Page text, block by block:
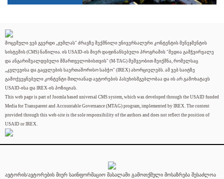
მოცემული ვებ გვერდი „ჯუმლას" ძრავზე შექმნილი უნივერსალური კონტენტის მენეჯმენტის
სისტემის (CMS) ნაწილია. ის USAID-ის მიერ დაფინანსებული პროგრამის "მედია გამჭვირვალე
და ანგარიშვალდებული მმართველობისთვის" (M-TAG) მეშვეობით შეიქმნა, რომელსაც
„კვლევისა და გაცვლების საერთაშორისო საბჭო" (IREX) ახორციელებს. ამ ვებ საიტზე
გამოქვეყნებული კონტენტი მთლიანად ავტორების პასუხისმგებლობაა და ის არ გამოხატავს
USAID-ისა და IREX-ის პოზიციას.
This web page is part of Joomla based universal CMS system, which was developed through the USAID funded
Media for Transparent and Accountable Governance (MTAG) program, implemented by IREX. The content
provided through this web-site is the sole responsibility of the authors and does not reflect the position of
USAID or IREX.
ავტორის/ავტორების მიერ საინფორმაციო მასალაში გამოთქმული მოსაზრება შესაძლოა